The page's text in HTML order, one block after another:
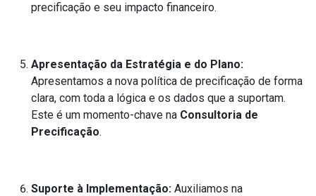
precificação e seu impacto financeiro.
Apresentação da Estratégia e do Plano:
Apresentamos a nova política de precificação de forma
clara, com toda a lógica e os dados que a suportam.
Este é um momento-chave na Consultoria de
Precificação.
Suporte à Implementação: Auxiliamos na